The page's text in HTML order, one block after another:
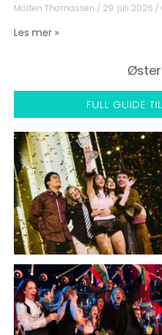
Morten Thomassen 29. juli 2026
Les mer »
FULL GUIDE